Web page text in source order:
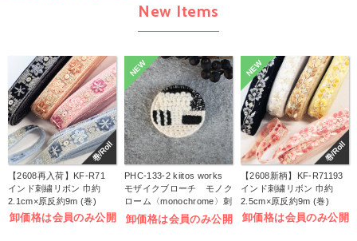
New Items
巻/Roll
【2608再入荷】KF-R71
インド刺繍リボン 巾約
2.1cm×原反約9m (巻)
卸価格は会員のみ公開
NEW
PHC-133-2 kiitos works
モザイクブローチ モノク
ローム〈monochrome〉刺
しゅうキット (袋)
卸価格は会員のみ公開
巻/Roll
NEW
【2608新柄】KF-R71193
インド刺繍リボン 巾約
2.5cm×原反約9m (巻)
卸価格は会員のみ公開